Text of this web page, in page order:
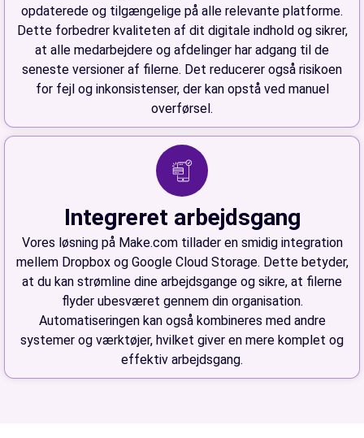
opdaterede og tilgængelige på alle relevante platforme.
Dette forbedrer kvaliteten af dit digitale indhold og sikrer,
at alle medarbejdere og afdelinger har adgang til de
seneste versioner af filerne. Det reducerer også risikoen
for fejl og inkonsistenser, der kan opstå ved manuel
overførsel.
Integreret arbejdsgang
Vores løsning på Make.com tillader en smidig integration
mellem Dropbox og Google Cloud Storage. Dette betyder,
at du kan strømline dine arbejdsgange og sikre, at filerne
flyder ubesværet gennem din organisation.
Automatiseringen kan også kombineres med andre
systemer og værktøjer, hvilket giver en mere komplet og
effektiv arbejdsgang.